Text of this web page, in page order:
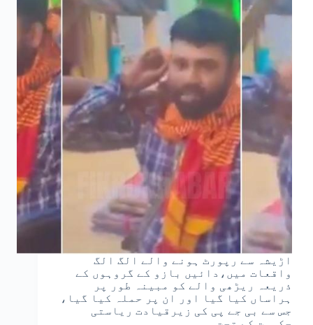
اڑیشہ سے رپورٹ ہونے والے الگ الگ
واقعات میں،دائیں بازو کے گروہوں کے
ذریعہ ریڑھی والے کو مبینہ طور پر
ہراساں کیا گیا اور ان پر حملہ کیا گیا،
جس سے بی جے پی کی زیرقیادت ریاستی